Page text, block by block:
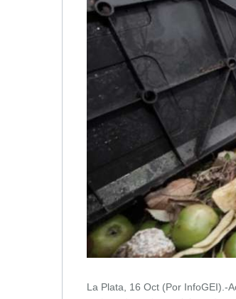
La Plata, 16 Oct (Por InfoGEI).-